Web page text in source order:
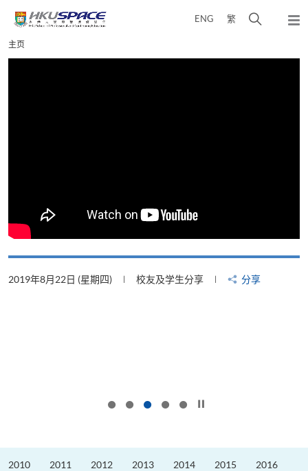
content
ENG 繁
弹
Main
content
主页
2019年8月22日 (星期四) 校友及学生分享 分享
2010 2011 2012 2013 2014 2015 2016